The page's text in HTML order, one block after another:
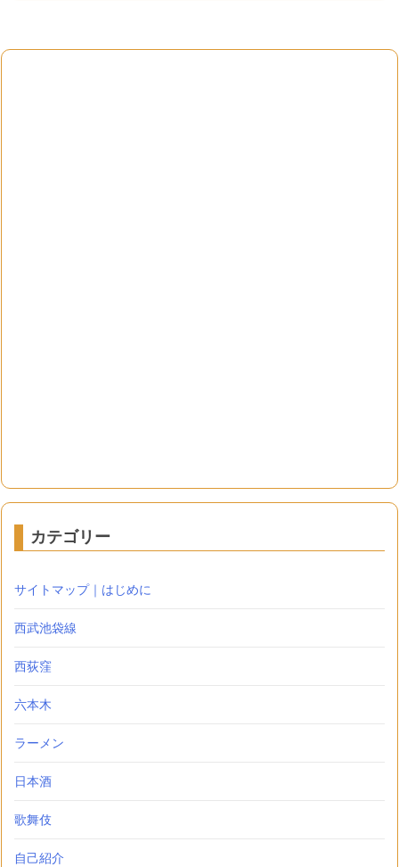
カテゴリー
サイトマップ｜はじめに
西武池袋線
西荻窪
六本木
ラーメン
日本酒
歌舞伎
自己紹介